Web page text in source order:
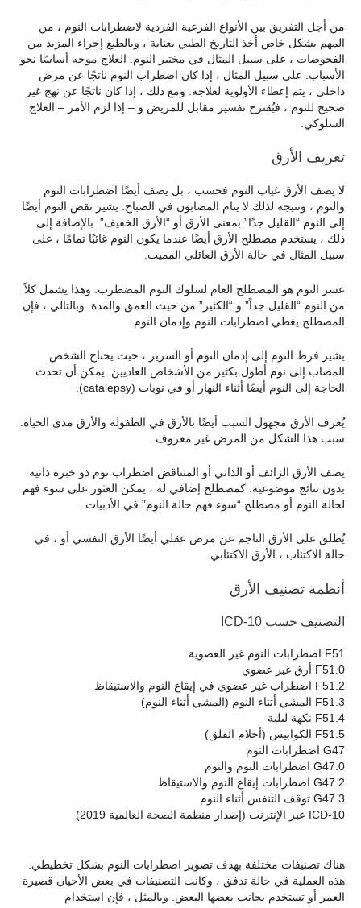
من أجل التفريق بين الأنواع الفرعية الفردية لاضطرابات النوم ، من
المهم بشكل خاص أخذ التاريخ الطبي بعناية ، وبالطبع إجراء المزيد من
الفحوصات ، على سبيل المثال في مختبر النوم. العلاج موجه أساسًا نحو
الأسباب. على سبيل المثال ، إذا كان اضطراب النوم ناتجًا عن مرض
داخلي ، يتم إعطاء الأولوية لعلاجه. ومع ذلك ، إذا كان ناتجًا عن نهج غير
صحيح للنوم ، فيُقترح تفسير مقابل للمريض و – إذا لزم الأمر – العلاج
السلوكي.
تعريف الأرق
لا يصف الأرق غياب النوم فحسب ، بل يصف أيضًا اضطرابات النوم
والنوم ، ونتيجة لذلك لا ينام المصابون في الصباح. يشير نقص النوم أيضًا
إلى النوم “القليل جدًا” بمعنى الأرق أو “الأرق الخفيف”. بالإضافة إلى
ذلك ، يستخدم مصطلح الأرق أيضًا عندما يكون النوم غائبًا تمامًا ، على
سبيل المثال في حالة الأرق العائلي المميت.
عسر النوم هو المصطلح العام لسلوك النوم المضطرب. وهذا يشمل كلاً
من النوم “القليل جداً” و “الكثير” من حيث العمق والمدة. وبالتالي ، فإن
المصطلح يغطي اضطرابات النوم وإدمان النوم.
يشير فرط النوم إلى إدمان النوم أو السرير ، حيث يحتاج الشخص
المصاب إلى نوم أطول بكثير من الأشخاص العاديين. يمكن أن تحدث
الحاجة إلى النوم أيضًا أثناء النهار أو في نوبات (catalepsy).
يُعرف الأرق مجهول السبب أيضًا بالأرق في الطفولة والأرق مدى الحياة.
سبب هذا الشكل من المرض غير معروف.
يصف الأرق الزائف أو الذاتي أو المتناقض اضطراب نوم ذو خبرة ذاتية
بدون نتائج موضوعية. كمصطلح إضافي له ، يمكن العثور على سوء فهم
لحالة النوم أو مصطلح “سوء فهم حالة النوم” في الأدبيات.
يُطلق على الأرق الناجم عن مرض عقلي أيضًا الأرق النفسي أو ، في
حالة الاكتئاب ، الأرق الاكتئابي.
أنظمة تصنيف الأرق
التصنيف حسب ICD-10
F51 اضطرابات النوم غير العضوية
F51.0 أرق غير عضوي
F51.2 اضطراب غير عضوي في إيقاع النوم والاستيقاظ
F51.3 المشي أثناء النوم (المشي أثناء النوم)
F51.4 نكهة ليلية
F51.5 الكوابيس (أحلام القلق)
G47 اضطرابات النوم
G47.0 اضطرابات النوم والنوم
G47.2 اضطرابات إيقاع النوم والاستيقاظ
G47.3 توقف التنفس أثناء النوم
ICD-10 عبر الإنترنت (إصدار منظمة الصحة العالمية 2019)
هناك تصنيفات مختلفة بهدف تصوير اضطرابات النوم بشكل تخطيطي.
هذه العملية في حالة تدفق ، وكانت التصنيفات في بعض الأحيان قصيرة
العمر أو تستخدم بجانب بعضها البعض. وبالمثل ، فإن استخدام